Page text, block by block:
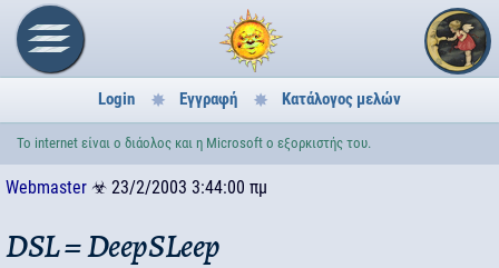
Login Εγγραφή Κατάλογος μελών
Το internet είναι ο διάολος και η Microsoft ο εξορκιστής του.
Webmaster ☣ 23/2/2003 3:44:00 πμ
DSL = DeepSLeep